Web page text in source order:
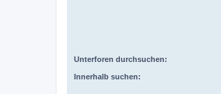
Unterforen durchsuchen:
Innerhalb suchen: